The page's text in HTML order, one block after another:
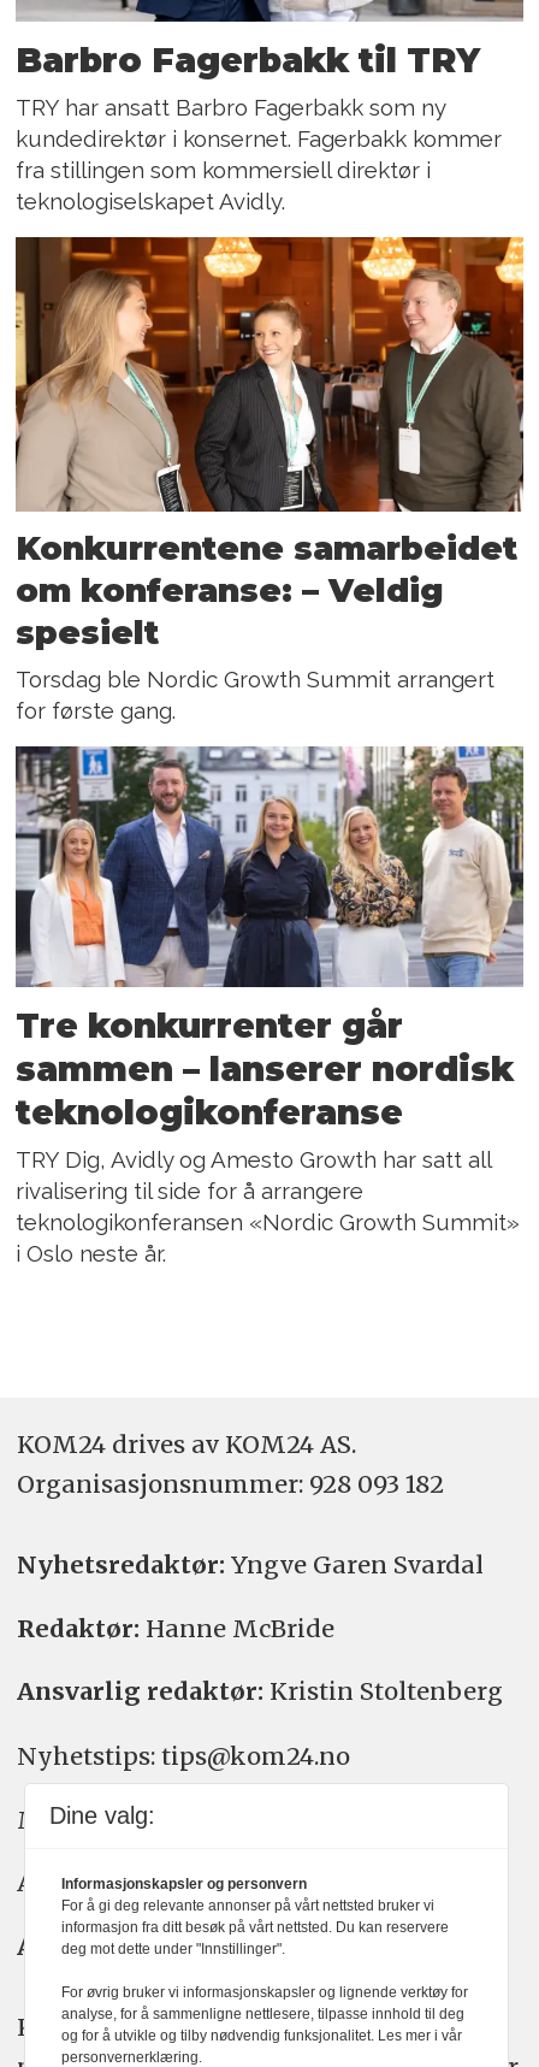
Barbro Fagerbakk til TRY
TRY har ansatt Barbro Fagerbakk som ny
kundedirektør i konsernet. Fagerbakk kommer
fra stillingen som kommersiell direktør i
teknologiselskapet Avidly.
Konkurrentene samarbeidet
om konferanse: – Veldig
spesielt
Torsdag ble Nordic Growth Summit arrangert
for første gang.
Tre konkurrenter går
sammen – lanserer nordisk
teknologikonferanse
TRY Dig, Avidly og Amesto Growth har satt all
rivalisering til side for å arrangere
teknologikonferansen «Nordic Growth Summit»
i Oslo neste år.
KOM24 drives av KOM24 AS.
Organisasjons­nummer: 928 093 182
Nyhetsredaktør: Yngve Garen Svardal
Redaktør: Hanne McBride
Ansvarlig redaktør: Kristin Stoltenberg
Nyhetstips: tips@kom24.no
Meninger: meninger@kom24.no
Annonse: annonse@watchmedia.no
Abonnement:kom24@watchmedia.no
KOM24 arbeider etter Vær Varsom-
Dine valg:
Informasjonskapsler og personvern
For å gi deg relevante annonser på vårt nettsted bruker vi
informasjon fra ditt besøk på vårt nettsted. Du kan reservere
deg mot dette under "Innstillinger".
For øvrig bruker vi informasjonskapsler og lignende verktøy for
analyse, for å sammenligne nettlesere, tilpasse innhold til deg
og for å utvikle og tilby nødvendig funksjonalitet. Les mer i vår
personvernerklæring.